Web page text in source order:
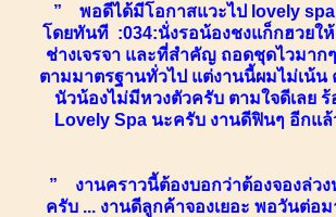
” พอดีได้มีโอกาสแวะไป lovely
โดยทันที :034:นั่งรอน้องชงแก็กฮวยใ
ช่างเจรจา และที่สำคัญ ถอดชุดไวมา
ตามมาตรฐานทั่วไป แต่งานนี้ผมไม่เน้น
นัวน้องไม่มีหวงตัวครับ ตามใจดีเลย
Lovely Spa นะครับ งานดีฟินๆ อีก
” งานคราวนี้ต้องบอกว่าต้องจองล่วง
ครับ ... งานดีลูกค้าจองเยอะ พอวันต่อ